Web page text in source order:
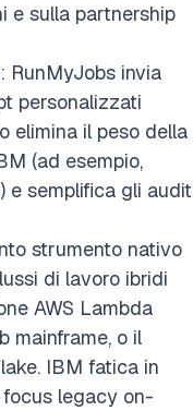
e sulla partnership
: RunMyJobs invia
personalizzati
elimina il peso della
(ad esempio,
e semplifica gli audit
strumento nativo
di lavoro ibridi
AWS Lambda
mainframe, o il
IBM fatica in
legacy on-